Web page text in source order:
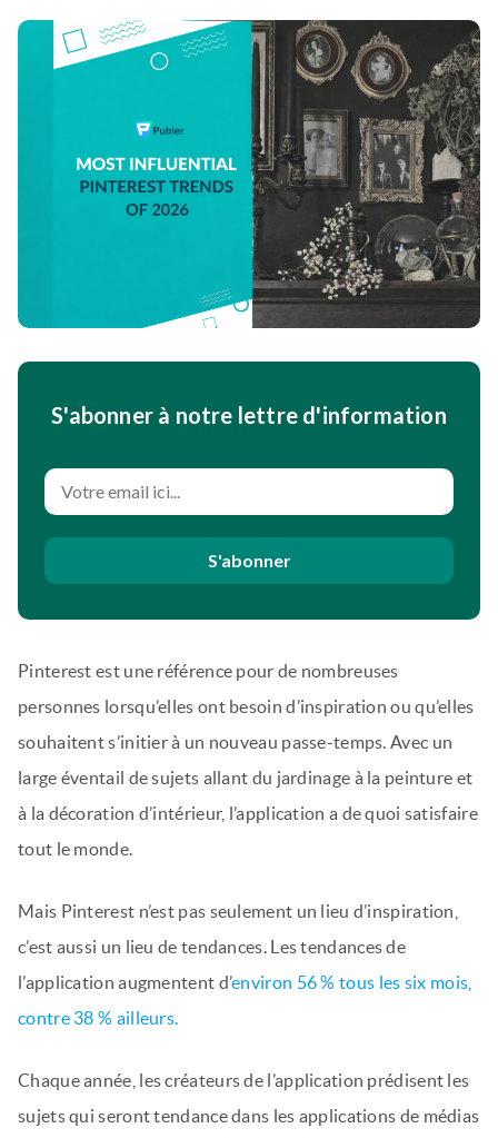
S'abonner à notre lettre d'information
S'abonner
Pinterest est une référence pour de nombreuses
personnes lorsqu’elles ont besoin d’inspiration ou qu’elles
souhaitent s’initier à un nouveau passe-temps. Avec un
large éventail de sujets allant du jardinage à la peinture et
à la décoration d’intérieur, l’application a de quoi satisfaire
tout le monde.
Mais Pinterest n’est pas seulement un lieu d’inspiration,
c’est aussi un lieu de tendances. Les tendances de
l’application augmentent d’environ 56 % tous les six mois,
contre 38 % ailleurs.
Chaque année, les créateurs de l’application prédisent les
sujets qui seront tendance dans les applications de médias